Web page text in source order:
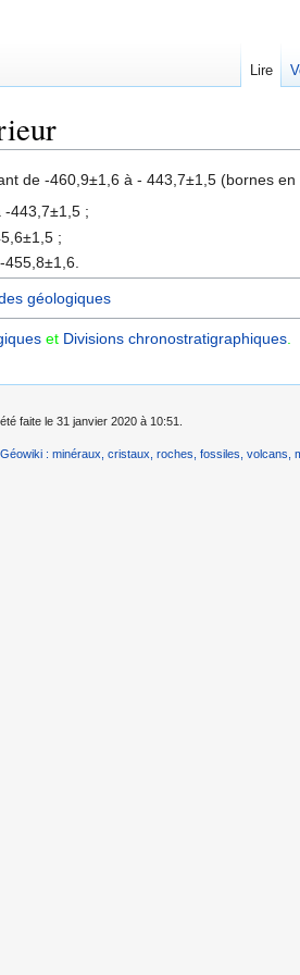
de -460,9±1,6 à - 443,7±1,5 (bornes en
-443,7±1,5 ;
;
455,8±1,6.
géologiques
et Divisions chronostratigraphiques‎
Lire
faite le 31 janvier 2020 à 10:51.
: minéraux, cristaux, roches, fossiles, volcans,